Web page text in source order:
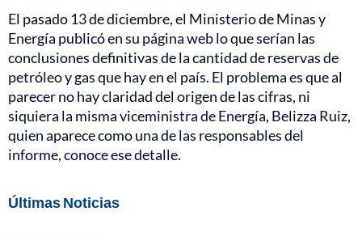
El pasado 13 de diciembre, el Ministerio de Minas y
Energía publicó en su página web lo que serían las
conclusiones definitivas de la cantidad de reservas de
petróleo y gas que hay en el país. El problema es que al
parecer no hay claridad del origen de las cifras, ni
siquiera la misma viceministra de Energía, Belizza Ruiz,
quien aparece como una de las responsables del
informe, conoce ese detalle.
Últimas Noticias